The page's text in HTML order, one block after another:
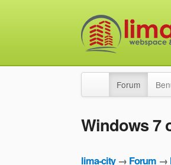
Forum
Windows 7
lima-city→ Forum →